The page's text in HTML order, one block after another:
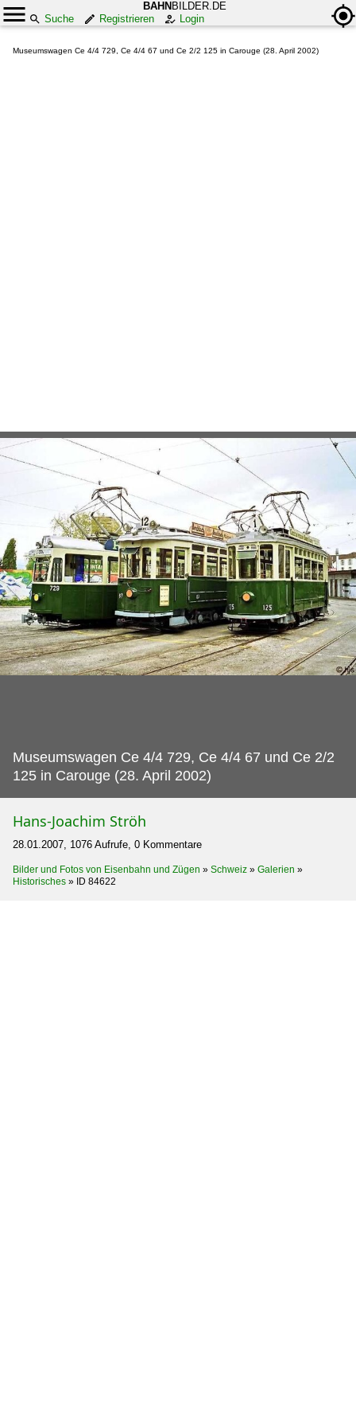
BAHN BILDER.DE
Suche
Registrieren Login
Museumswagen Ce 4/4 729, Ce 4/4 67 und Ce 2/2 125 in Carouge (28. April 2002)
Museumswagen Ce 4/4 729, Ce 4/4 67 und Ce 2/2
125 in Carouge (28. April 2002)
Hans-Joachim Ströh
28.01.2007, 1076 Aufrufe, 0 Kommentare
Bilder und Fotos von Eisenbahn und Zügen » Schweiz » Galerien »
Historisches » ID 84622